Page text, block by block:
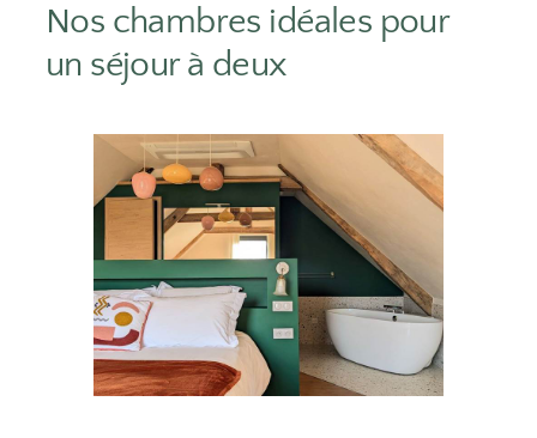
Nos chambres idéales pour
un séjour à deux